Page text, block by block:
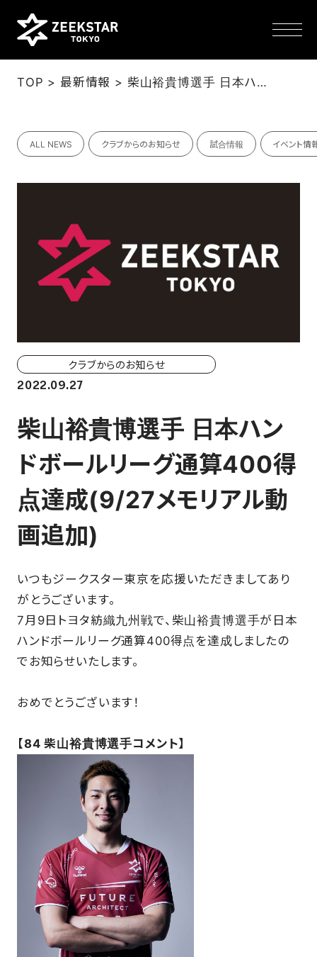
NEWS
TEAM
SCHEDULE
TICKET
会場（座席・価格表）
チケット購入方法
各座席について
観戦ガイド
FAN CLUB
CSR
SCHOOL
CONTACT
お問い合わせ
CSRのご依頼
スクール体験・入会希望
TOP > 最新情報 > 柴山裕貴博選手 日本ハンドボールリーグ通算400得点達成(9/27メモリアル動画追加)
クラブからのお知らせ
2022.09.27
柴山裕貴博選手 日本ハン
ドボールリーグ通算400得
点達成(9/27メモリアル動
画追加)
いつもジークスター東京を応援いただきましてあり
がとうございます。
7月9日トヨタ紡織九州戦で、柴山裕貴博選手が日本
ハンドボールリーグ通算400得点を達成しましたの
でお知らせいたします。
おめでとうございます！
【84 柴山裕貴博選手コメント】
ALL NEWS クラブからのお知らせ 試合情報 イベント情